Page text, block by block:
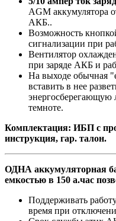
AGM аккумулятора
АКБ..
Возможность
сигнализации при
Вентилятор
при заряде АКБ и
На выходе обычная
вставить в нее
энергосберегающую
темноте.
Комплектация: ИБП с
инструкция, гар. талон.
ОДНА аккумуляторная
емкостью в 150 а.час
Поддерживать
время при